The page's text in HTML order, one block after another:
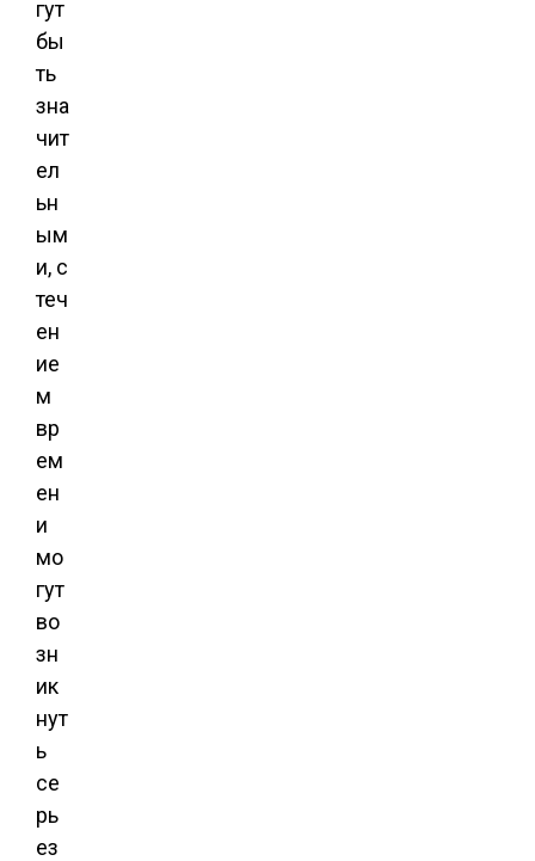
гут
бы
ть
зна
чит
ел
ьн
ым
и, с
теч
ен
ие
м
вр
ем
ен
и
мо
гут
во
зн
ик
нут
ь
се
рь
ез